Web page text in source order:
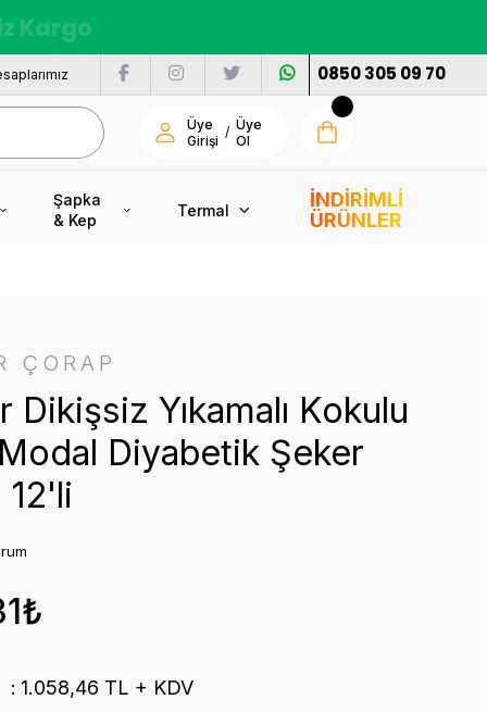
0850 305 09 70
Üye
Girişi
/ Üye
Ol
Şapka
& Kep
Termal
İNDİRİMLİ
ÜRÜNLER
ÇORAP
Dikişsiz Yıkamalı Kokulu
Diyabetik Şeker
12'li
1.058,46 TL + KDV